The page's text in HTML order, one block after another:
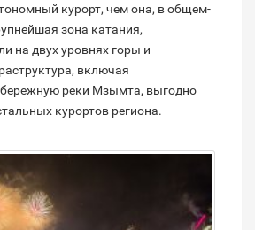
курорт, чем она, в общем-
зона катания,
на двух уровнях горы и
включая
реки Мзымта, выгодно
курортов региона.